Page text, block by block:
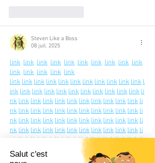
Steven Like a Boss
08 juil. 2025
link link link link link link link link link link
link link link link link
link link link link link link link link link link link l
ink link link link link link link link link link link li
nk link link link link link link link link link link li
nk link link link link link link link link link link li
nk link link link link link link link link link link li
nk link link link link link link link link link link li
nk link link link link link linklinklinklinklinkli
nk
link link link link link
nklink link link linklinklinklinklink